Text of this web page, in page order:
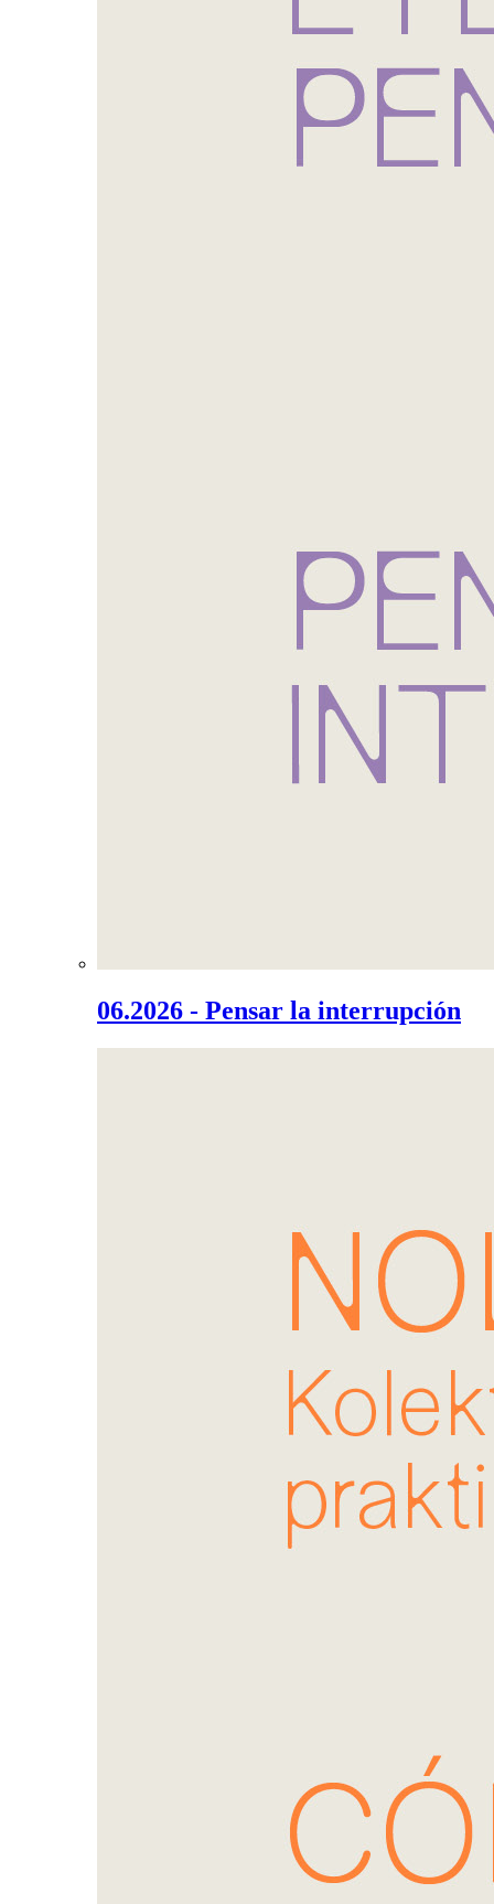
06.2026 - Pensar la interrupción